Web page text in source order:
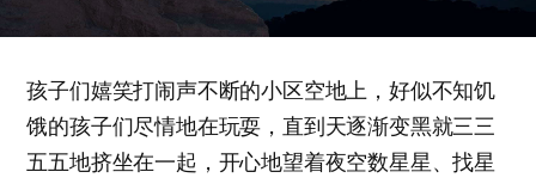
孩子们嬉笑打闹声不断的小区空地上，好似不知饥
饿的孩子们尽情地在玩耍，直到天逐渐变黑就三三
五五地挤坐在一起，开心地望着夜空数星星、找星